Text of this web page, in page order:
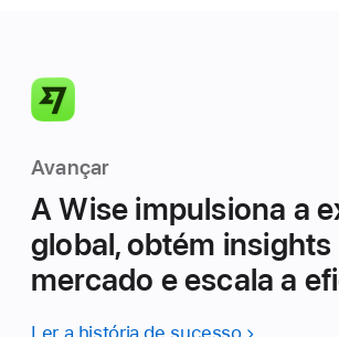
Avançar
A Wise impulsiona a
global, obtém insights
mercado e escala a
Ler a história de sucesso